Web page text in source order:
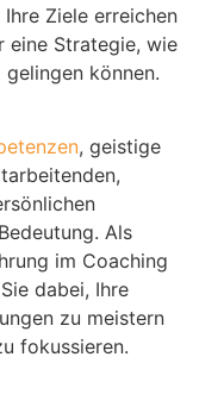
Ziele erreichen
eine Strategie, wie
können.
, geistige
Als
im Coaching
dabei, Ihre
zu meistern
fokussieren.